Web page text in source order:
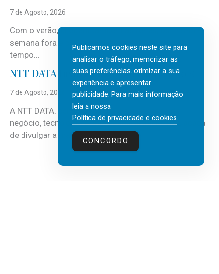
7 de Agosto, 2026
Com o verão, chegam também as férias, os fins-de-
semana fora e os dias em que a casa fica mais
tempo...
NTT DATA Insurtech Global Outlook 2026
7 de Agosto, 2026
A NTT DATA, consultora global em serviços de
negócio, tecnologia e inteligência artificial (IA), acaba
de divulgar a mais recente...
Publicamos cookies neste site para
analisar o tráfego, memorizar as
suas preferências, otimizar a sua
experiência e apresentar
publicidade. Para mais informação
leia a nossa
Política de privacidade e cookies.
CONCORDO